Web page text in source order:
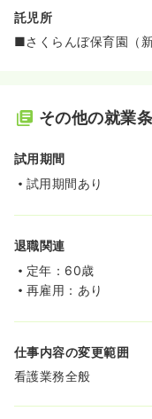
託児所
■さくらんぼ保育園（新
その他の就業
試用期間
試用期間あり
退職関連
定年：60歳
再雇用：あり
仕事内容の変更範囲
看護業務全般